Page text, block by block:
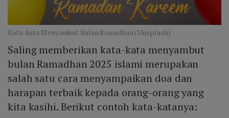
Kata-kata Menyambut Bulan Ramadhan (Unsplash)
Saling memberikan kata-kata menyambut
bulan Ramadhan 2025 islami merupakan
salah satu cara menyampaikan doa dan
harapan terbaik kepada orang-orang yang
kita kasihi. Berikut contoh kata-katanya: